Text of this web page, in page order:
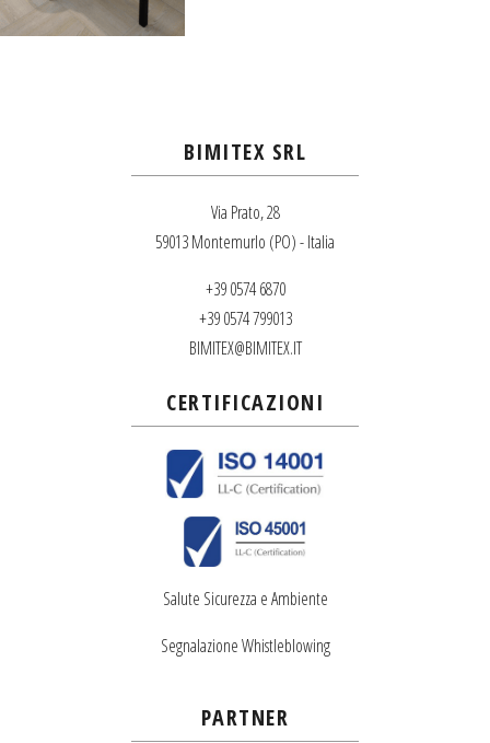
BIMITEX SRL
Via Prato, 28
59013 Montemurlo (PO) - Italia
+39 0574 6870
+39 0574 799013
BIMITEX@BIMITEX.IT
CERTIFICAZIONI
Salute Sicurezza e Ambiente
Segnalazione Whistleblowing
PARTNER